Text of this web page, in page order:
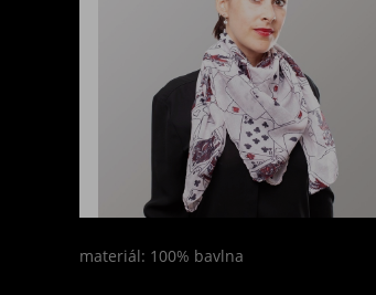
materiál: 100% bavlna